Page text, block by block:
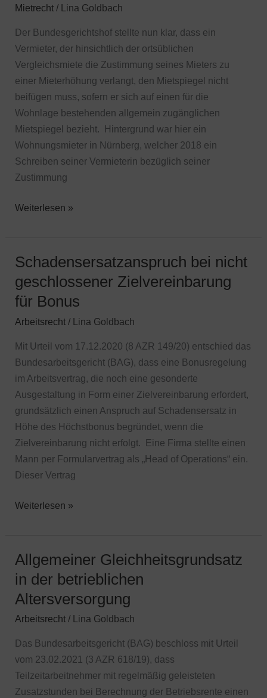
Mietrecht/ Lina Goldbach
Der Bundesgerichtshof stellte nun klar, dass ein
Vermieter, der hinsichtlich der ortsüblichen
Vergleichsmiete die Zustimmung seines Mieters zu
einer Mieterhöhung verlangt, den Mietspiegel nicht
beifügen muss, sofern er sich auf einen für die
Wohnlage bestehenden allgemein zugänglichen
Mietspiegel bezieht. Hintergrund war hier ein
Wohnungsmieter in Nürnberg, welcher 2018 ein
Schreiben seiner Vermieterin bezüglich seiner
Zustimmung
nicht
notwendig
Weiterlesen »
Schadensersatzanspruch bei nicht
geschlossener Zielvereinbarung
für Bonus
Arbeitsrecht/ Lina Goldbach
Mit Urteil vom 17.12.2020 (8 AZR 149/20) entschied das
Bundesarbeitsgericht (BAG), dass eine Bonusregelung
im Arbeitsvertrag, die noch eine gesonderte
Ausgestaltung in Form einer Zielvereinbarung erfordert,
grundsätzlich einen Anspruch auf Schadensersatz in
Höhe des Höchstbonus begründet, wenn die
Zielvereinbarung nicht erfolgt. Eine Firma stellte einen
Mann per Formularvertrag als „Head of Operations“ ein.
Dieser Vertrag
Schadensersatzanspruch
nicht
geschlossener
Zielvereinbarung
für
Bonus
Weiterlesen »
Allgemeiner Gleichheitsgrundsatz
in der betrieblichen
Altersversorgung
Arbeitsrecht/ Lina Goldbach
Das Bundesarbeitsgericht (BAG) beschloss mit Urteil
vom 23.02.2021 (3 AZR 618/19), dass
Teilzeitarbeitnehmer mit regelmäßig geleisteten
Zusatzstunden bei Berechnung der Betriebsrente einen
Allgemeiner
Gleichheitsgrundsatz
der
betrieblichen
Altersversorgung